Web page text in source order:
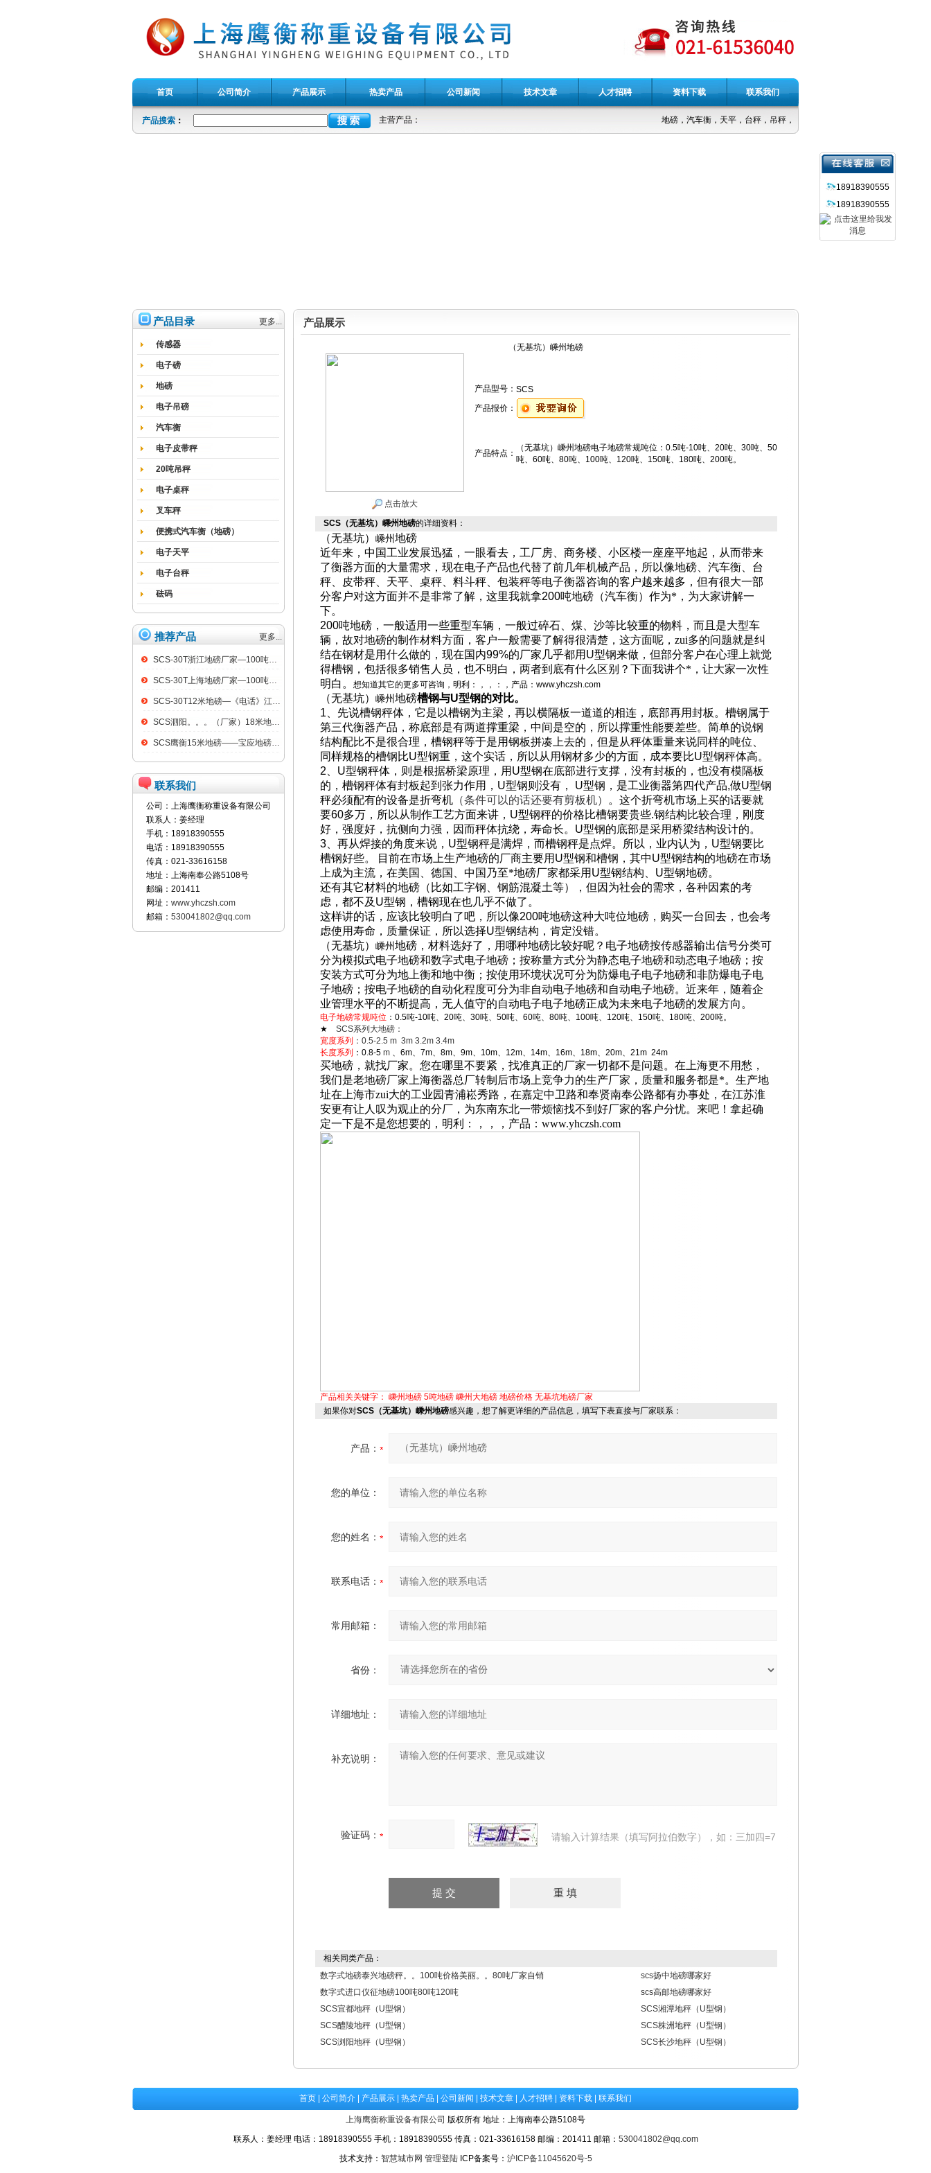
首页 公司简介 产品展示 热卖产品 公司新闻 技术文章 人才招聘 资料下载 联系我们
产品搜索 ： 主营产品： 地磅，汽车衡，天平，台秤，吊秤，电子称
18918390555
18918390555
产品目录 更多...
传感器
电子磅
地磅
电子吊磅
汽车衡
电子皮带秤
20吨吊秤
电子桌秤
叉车秤
便携式汽车衡（地磅）
电子天平
电子台秤
砝码
推荐产品 更多...
SCS-30T浙江地磅厂家—100吨汽车衡
SCS-30T上海地磅厂家—100吨汽车衡
SCS-30T12米地磅—《电话》江阴100吨地磅
SCS泗阳。。。（厂家）18米地磅（低价）
SCS鹰衡15米地磅——宝应地磅销售点
联系我们
公司：上海鹰衡称重设备有限公司
联系人：姜经理
手机：18918390555
电话：18918390555
传真：021-33616158
地址：上海南奉公路5108号
邮编：201411
网址： www.yhczsh.com
邮箱： 530041802@qq.com
产品展示
（无基坑）嵊州地磅
点击放大
产品型号： SCS
产品报价：
产品特点：
（无基坑）嵊州地磅电子地磅常规吨位：0.5吨-10吨、20吨、30吨、50
吨、60吨、80吨、100吨、120吨、150吨、180吨、200吨。
SCS（无基坑）嵊州地磅的详细资料：
（无基坑） 嵊州 地磅
近年来，中国工业发展迅猛，一眼看去，工厂房、商务楼、小区楼一座座平地起，从而带来
了衡器方面的大量需求，现在电子产品也代替了前几年机械产品，所以像地磅、汽车衡、台
秤、皮带秤、天平、桌秤、料斗秤、包装秤等电子衡器咨询的客户越来越多，但有很大一部
分客户对这方面并不是非常了解，这里我就拿200吨地磅（汽车衡）作为*，为大家讲解一
下。
200吨地磅，一般适用一些重型车辆，一般过碎石、煤、沙等比较重的物料，而且是大型车
辆，故对地磅的制作材料方面，客户一般需要了解得很清楚，这方面呢，zui多的问题就是纠
结在钢材是用什么做的，现在国内99%的厂家几乎都用 U型钢来做，但部分客户在心理上就觉
得槽钢，包括很多销售人员，也不明白，两者到底有什么区别？下面我讲个*，让大家一次性
明白。
想知道其它的更多可咨询，明利： ， ， ： ，产品： www.yhczsh.com
（无基坑） 嵊州 地磅槽钢与U型钢的对比。
1 、先说槽钢秤体，它是以槽钢为主梁，再以横隔板一道道的相连，底部再用封板。槽钢属于
第三代衡器产品，称底部是有两道撑重梁，中间是空的，所以撑重性能要差些。简单的说钢
结构配比不是很合理，槽钢秤等于是用钢板拼凑上去的，但是从秤体重量来说同样的吨位、
同样规格的槽钢比U型钢重，这个实话，所以从用钢材多少的方面，成本要比U型钢秤体高。
2
U型钢秤体，则是根据桥梁原理，用 U型钢在底部进行支撑，没有封板的，也没有模隔板
的，槽钢秤体有封板起到张力作用， U型钢则没有， U型钢，是工业衡器第四代产品,做U型钢
秤必须配有的设备是折弯机（条件可以的话还要有剪板机）
。这个折弯机市场上买的话要就
要60多万，所以从制作工艺方面来讲， U型钢秤的价格比槽钢要贵些.钢结构比较合理，刚度
好，强度好，抗侧向力强，因而秤体抗绕，寿命长。 U型钢的底部是采用桥梁结构设计的。
3、再从焊接的角度来说， U型钢秤是满焊，而槽钢秤是点焊。所以，业内认为， U型钢要比
槽钢好些。
目前在市场上生产地磅的厂商主要用 U型钢和槽钢，其中U型钢结构的地磅在市场
上成为主流，在美国、德国、中国乃至*地磅厂家都采用 U型钢结构、 U型钢地磅。
还有其它材料的地磅（比如工字钢、钢筋混凝土等），但因为社会的需求，各种因素的考
虑，都不及 U型钢，槽钢现在也几乎不做了。
这样讲的话，应该比较明白了吧，所以像200吨地磅这种大吨位地磅，购买一台回去，也会考
虑使用寿命，质量保证，所以选择U型钢结构，肯定没错。
（无基坑） 嵊州 地磅， 材料选好了，用哪种地磅比较好呢？电子地磅按传感器输出信号分类可
分为模拟式电子地磅和数字式电子地磅；按称量方式分为静态电子地磅和动态电子地磅；按
安装方式可分为地上衡和地中衡；按使用环境状况可分为防爆电子电子地磅和非防爆电子电
子地磅；按电子地磅的自动化程度可分为非自动电子地磅和自动电子地磅。近来年，随着企
业管理水平的不断提高，无人值守的自动电子电子地磅正成为未来电子地磅的发展方向。
电子地磅常规吨位 ：0.5吨-10吨、20吨、30吨、50吨、60吨、80吨、100吨、120吨、150吨、180吨、200吨。
★ SCS系列大地磅：
宽度系列 ：0.5-2.5 m 3m 3.2m 3.4m
长度系列 ：0.8-5m、6m、7m、8m、9m、10m、12m、14m、16m、18m、20m、21m 24m
买地磅，就找厂家。您在哪里不要紧，找准真正的厂家一切都不是问题。在上海更不用愁，
我们是老地磅厂家上海衡器总厂转制后市场上竞争力的生产厂家，质量和服务都是*。生产地
址在上海市zui大的工业园青浦崧秀路，在嘉定中卫路和奉贤南奉公路都有办事处，在江苏淮
安更有让人叹为观止的分厂，为东南东北一带烦恼找不到好厂家的客户分忧。来吧！拿起确
定一下是不是您想要的， 明利：，，，产品：www.yhczsh.com
产品相关关键字： 嵊州地磅 5吨地磅 嵊州大地磅 地磅价格 无基坑地磅厂家
如果你对SCS（无基坑）嵊州地磅感兴趣，想了解更详细的产品信息，填写下表直接与厂家联系：
产品：
您的单位：
您的姓名：
联系电话：
常用邮箱：
省份：
详细地址：
补充说明：
验证码： 请输入计算结果（填写阿拉伯数字），如：三加四=7
相关同类产品：
数字式地磅泰兴地磅秤。。100吨价格美丽。。80吨厂家自销
scs扬中地磅哪家好
数字式进口仪征地磅100吨80吨120吨
scs高邮地磅哪家好
SCS宜都地秤（U型钢）
SCS湘潭地秤（U型钢）
SCS醴陵地秤（U型钢）
SCS株洲地秤（U型钢）
SCS浏阳地秤（U型钢）
SCS长沙地秤（U型钢）
首页 公司简介 产品展示 热卖产品 公司新闻 技术文章 人才招聘 资料下载 联系我们
上海鹰衡称重设备有限公司 版权所有 地址：上海南奉公路5108号
联系人：姜经理 电话：18918390555 手机：18918390555 传真：021-33616158 邮编：201411 邮箱： 530041802@qq.com
技术支持： 智慧城市网 管理登陆ICP备案号： 沪ICP备11045620号-5